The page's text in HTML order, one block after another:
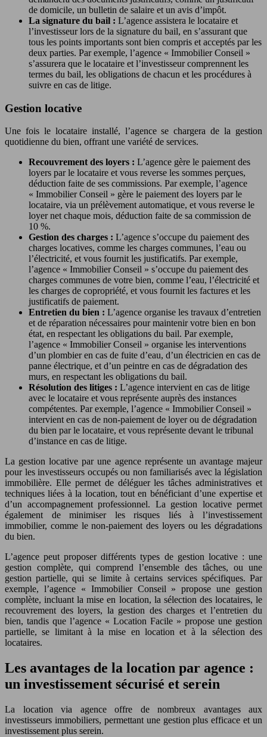
de domicile, un bulletin de salaire et un avis d’impôt.
La signature du bail : L’agence assistera le locataire et
l’investisseur lors de la signature du bail, en s’assurant que
tous les points importants sont bien compris et acceptés par les
deux parties. Par exemple, l’agence « Immobilier Conseil »
s’assurera que le locataire et l’investisseur comprennent les
termes du bail, les obligations de chacun et les procédures à
suivre en cas de litige.
Gestion locative
Une fois le locataire installé, l’agence se chargera de la gestion
quotidienne du bien, offrant une variété de services.
Recouvrement des loyers : L’agence gère le paiement des
loyers par le locataire et vous reverse les sommes perçues,
déduction faite de ses commissions. Par exemple, l’agence
« Immobilier Conseil » gère le paiement des loyers par le
locataire, via un prélèvement automatique, et vous reverse le
loyer net chaque mois, déduction faite de sa commission de
10 %.
Gestion des charges : L’agence s’occupe du paiement des
charges locatives, comme les charges communes, l’eau ou
l’électricité, et vous fournit les justificatifs. Par exemple,
l’agence « Immobilier Conseil » s’occupe du paiement des
charges communes de votre bien, comme l’eau, l’électricité et
les charges de copropriété, et vous fournit les factures et les
justificatifs de paiement.
Entretien du bien : L’agence organise les travaux d’entretien
et de réparation nécessaires pour maintenir votre bien en bon
état, en respectant les obligations du bail. Par exemple,
l’agence « Immobilier Conseil » organise les interventions
d’un plombier en cas de fuite d’eau, d’un électricien en cas de
panne électrique, et d’un peintre en cas de dégradation des
murs, en respectant les obligations du bail.
Résolution des litiges : L’agence intervient en cas de litige
avec le locataire et vous représente auprès des instances
compétentes. Par exemple, l’agence « Immobilier Conseil »
intervient en cas de non-paiement de loyer ou de dégradation
du bien par le locataire, et vous représente devant le tribunal
d’instance en cas de litige.
La gestion locative par une agence représente un avantage majeur
pour les investisseurs occupés ou non familiarisés avec la législation
immobilière. Elle permet de déléguer les tâches administratives et
techniques liées à la location, tout en bénéficiant d’une expertise et
d’un accompagnement professionnel. La gestion locative permet
également de minimiser les risques liés à l’investissement
immobilier, comme le non-paiement des loyers ou les dégradations
du bien.
L’agence peut proposer différents types de gestion locative : une
gestion complète, qui comprend l’ensemble des tâches, ou une
gestion partielle, qui se limite à certains services spécifiques. Par
exemple, l’agence « Immobilier Conseil » propose une gestion
complète, incluant la mise en location, la sélection des locataires, le
recouvrement des loyers, la gestion des charges et l’entretien du
bien, tandis que l’agence « Location Facile » propose une gestion
partielle, se limitant à la mise en location et à la sélection des
locataires.
Les avantages de la location par agence :
un investissement sécurisé et serein
La location via agence offre de nombreux avantages aux
investisseurs immobiliers, permettant une gestion plus efficace et un
investissement plus serein.